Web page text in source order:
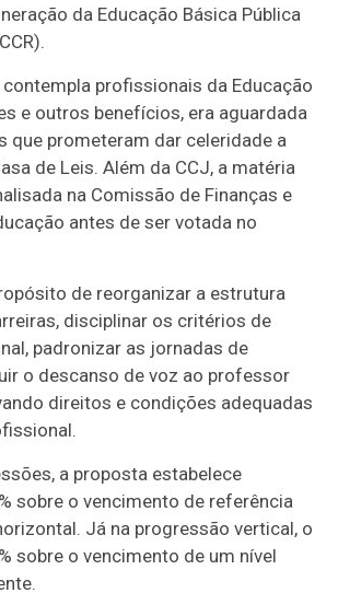
da Educação Básica Pública
profissionais da Educação
e outros benefícios, era aguardada
que prometeram dar celeridade a
de Leis. Além da CCJ, a matéria
na Comissão de Finanças e
antes de ser votada no
de reorganizar a estrutura
disciplinar os critérios de
padronizar as jornadas de
o descanso de voz ao professor
direitos e condições adequadas
a proposta estabelece
sobre o vencimento de referência
Já na progressão vertical, o
sobre o vencimento de um nível